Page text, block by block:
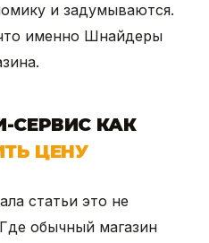
и задумываются.
именно Шнайдеры
СЕРВИС КАК
ЦЕНУ
статьи это не
обычный магазин